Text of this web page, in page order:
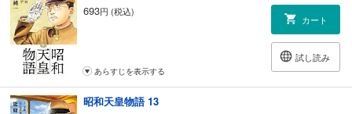
693円 (税込)
カート
試し読み
あらすじを表示する
昭和天皇物語 13